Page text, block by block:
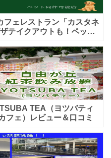
フェレストラン「カスタネ
テイクアウトも！ペット
TEA（ヨツバティ
フェ）レビュー＆口コミ